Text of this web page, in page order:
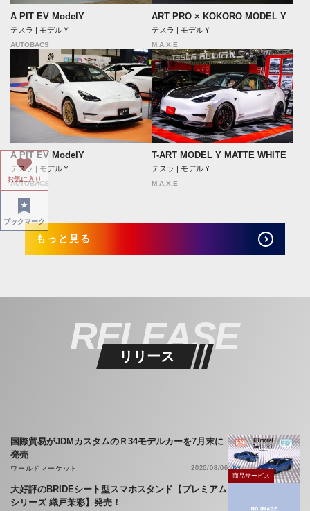
A PIT EV ModelY
テスラ | モデルＹ
AUTOBACS
ART PRO × KOKORO MODEL Y
テスラ | モデルＹ
M.A.X.E
A PIT EV ModelY
テスラ | モデルＹ
AUTOBACS
T-ART MODEL Y MATTE WHITE
テスラ | モデルＹ
M.A.X.E
もっと見る
RELEASE
リリース
国際貿易がJDMカスタムのＲ34モデルカーを7月末に
発売
ワールドマーケット
2026/08/06
商品サービス
大好評のBRIDEシート型スマホスタンド【プレミアム
シリーズ 織戸茉彩】発売！
お気に入り
ブックマーク